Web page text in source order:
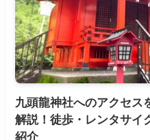
九頭龍神社へのアクセス
解説！徒歩・レンタサイ
紹介